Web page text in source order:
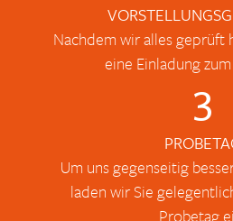
Nachdem wir alles geprüft
eine Einladung
3
Um uns gegenseitig
laden wir Sie
Probetag